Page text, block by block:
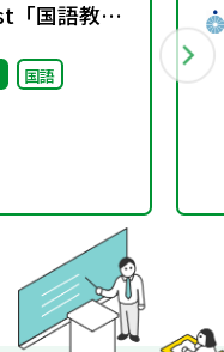
「国語教科
す」配信中
国語